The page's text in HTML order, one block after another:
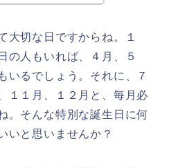
大切な日ですからね。１
の人もいれば、４月、５
いるでしょう。それに、７
１１月、１２月と、毎月必
。そんな特別な誕生日に何
いと思いませんか？